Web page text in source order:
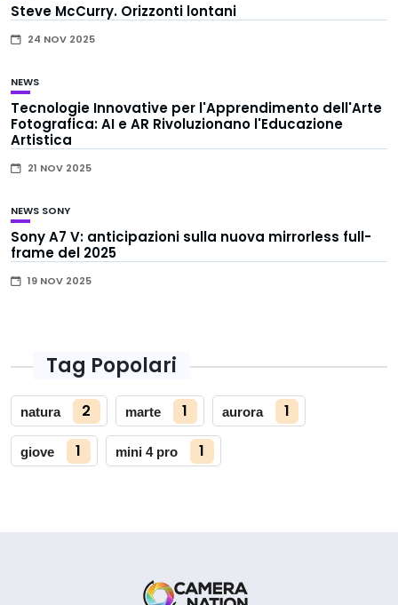
Steve McCurry. Orizzonti lontani
24 NOV 2025
NEWS
Tecnologie Innovative per l'Apprendimento dell'Arte
Fotografica: AI e AR Rivoluzionano l'Educazione
Artistica
21 NOV 2025
NEWS SONY
Sony A7 V: anticipazioni sulla nuova mirrorless full-
frame del 2025
19 NOV 2025
Tag Popolari
natura 2 marte 1 aurora 1
giove 1 mini 4 pro 1